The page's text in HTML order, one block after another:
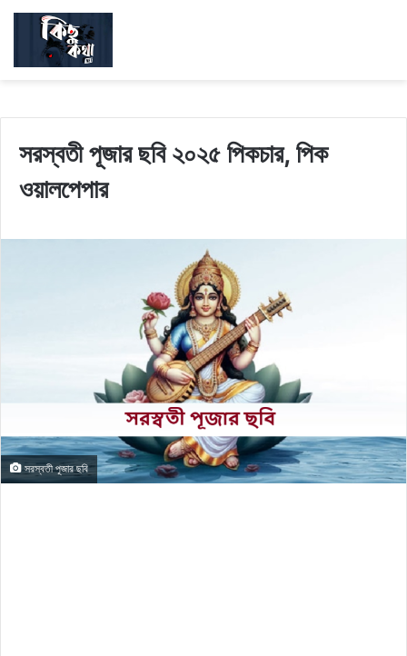
সরস্বতী পূজার ছবি ২০২৫ পিকচার, পিক
ওয়ালপেপার
সরস্বতী পূজার ছবি